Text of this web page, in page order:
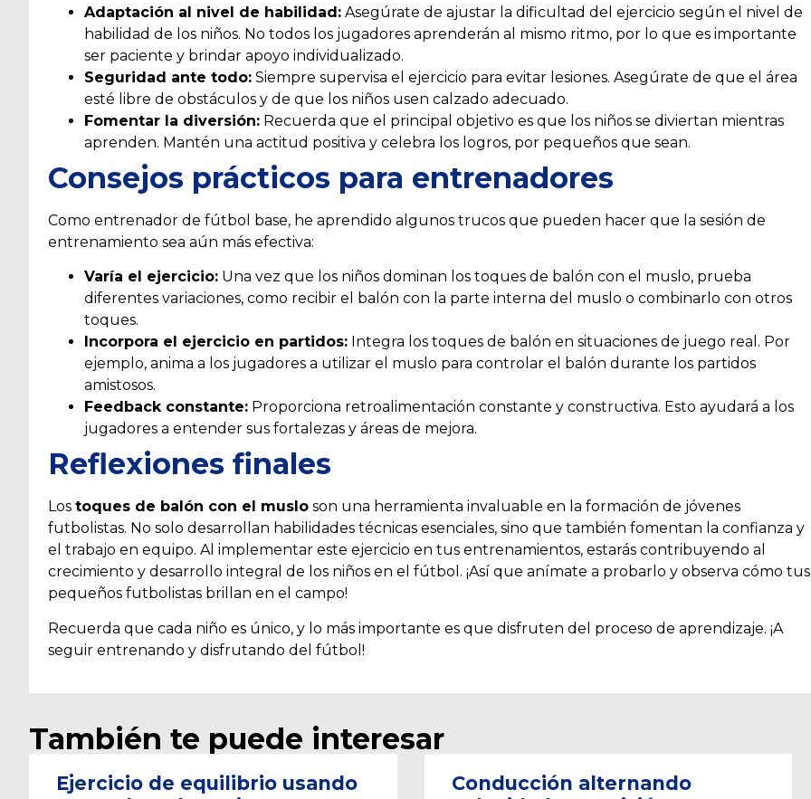
Adaptación al nivel de habilidad: Asegúrate de ajustar la dificultad del ejercicio según el nivel de
habilidad de los niños. No todos los jugadores aprenderán al mismo ritmo, por lo que es importante
ser paciente y brindar apoyo individualizado.
Seguridad ante todo: Siempre supervisa el ejercicio para evitar lesiones. Asegúrate de que el área
esté libre de obstáculos y de que los niños usen calzado adecuado.
Fomentar la diversión: Recuerda que el principal objetivo es que los niños se diviertan mientras
aprenden. Mantén una actitud positiva y celebra los logros, por pequeños que sean.
Consejos prácticos para entrenadores
Como entrenador de fútbol base, he aprendido algunos trucos que pueden hacer que la sesión de
entrenamiento sea aún más efectiva:
Varía el ejercicio: Una vez que los niños dominan los toques de balón con el muslo, prueba
diferentes variaciones, como recibir el balón con la parte interna del muslo o combinarlo con otros
toques.
Incorpora el ejercicio en partidos: Integra los toques de balón en situaciones de juego real. Por
ejemplo, anima a los jugadores a utilizar el muslo para controlar el balón durante los partidos
amistosos.
Feedback constante: Proporciona retroalimentación constante y constructiva. Esto ayudará a los
jugadores a entender sus fortalezas y áreas de mejora.
Reflexiones finales
Los toques de balón con el muslo son una herramienta invaluable en la formación de jóvenes
futbolistas. No solo desarrollan habilidades técnicas esenciales, sino que también fomentan la confianza y
el trabajo en equipo. Al implementar este ejercicio en tus entrenamientos, estarás contribuyendo al
crecimiento y desarrollo integral de los niños en el fútbol. ¡Así que anímate a probarlo y observa cómo tus
pequeños futbolistas brillan en el campo!
Recuerda que cada niño es único, y lo más importante es que disfruten del proceso de aprendizaje. ¡A
seguir entrenando y disfrutando del fútbol!
También te puede interesar
Ejercicio de equilibrio usando
Conducción alternando